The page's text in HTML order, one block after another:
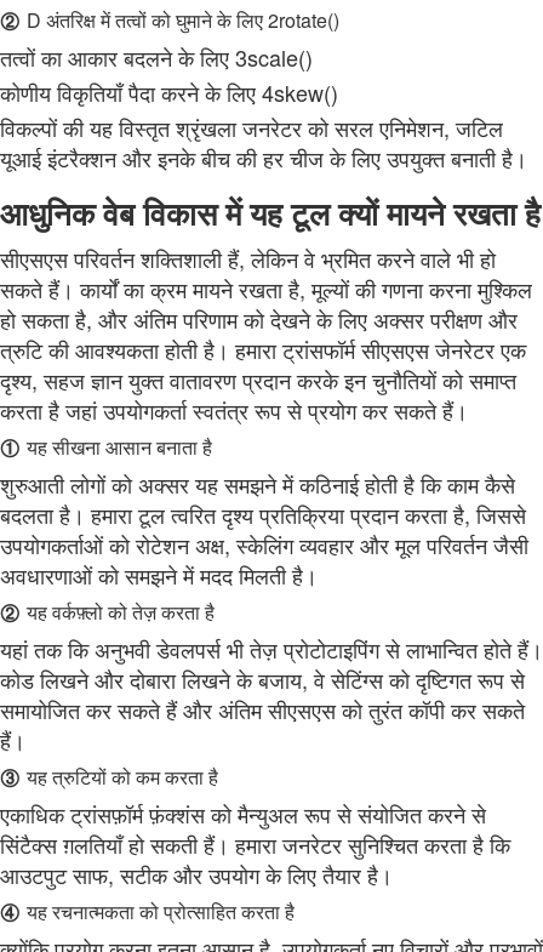
② D अंतरिक्ष में तत्वों को घुमाने के लिए 2rotate()
तत्वों का आकार बदलने के लिए 3scale()
कोणीय विकृतियाँ पैदा करने के लिए 4skew()
विकल्पों की यह विस्तृत श्रृंखला जनरेटर को सरल एनिमेशन, जटिल
यूआई इंटरैक्शन और इनके बीच की हर चीज के लिए उपयुक्त बनाती है।
आधुनिक वेब विकास में यह टूल क्यों मायने रखता है
सीएसएस परिवर्तन शक्तिशाली हैं, लेकिन वे भ्रमित करने वाले भी हो
सकते हैं। कार्यों का क्रम मायने रखता है, मूल्यों की गणना करना मुश्किल
हो सकता है, और अंतिम परिणाम को देखने के लिए अक्सर परीक्षण और
त्रुटि की आवश्यकता होती है। हमारा ट्रांसफॉर्म सीएसएस जेनरेटर एक
दृश्य, सहज ज्ञान युक्त वातावरण प्रदान करके इन चुनौतियों को समाप्त
करता है जहां उपयोगकर्ता स्वतंत्र रूप से प्रयोग कर सकते हैं।
① यह सीखना आसान बनाता है
शुरुआती लोगों को अक्सर यह समझने में कठिनाई होती है कि काम कैसे
बदलता है। हमारा टूल त्वरित दृश्य प्रतिक्रिया प्रदान करता है, जिससे
उपयोगकर्ताओं को रोटेशन अक्ष, स्केलिंग व्यवहार और मूल परिवर्तन जैसी
अवधारणाओं को समझने में मदद मिलती है।
② यह वर्कफ़्लो को तेज़ करता है
यहां तक कि अनुभवी डेवलपर्स भी तेज़ प्रोटोटाइपिंग से लाभान्वित होते हैं।
कोड लिखने और दोबारा लिखने के बजाय, वे सेटिंग्स को दृष्टिगत रूप से
समायोजित कर सकते हैं और अंतिम सीएसएस को तुरंत कॉपी कर सकते
हैं।
③ यह त्रुटियों को कम करता है
एकाधिक ट्रांसफ़ॉर्म फ़ंक्शंस को मैन्युअल रूप से संयोजित करने से
सिंटैक्स ग़लतियाँ हो सकती हैं। हमारा जनरेटर सुनिश्चित करता है कि
आउटपुट साफ, सटीक और उपयोग के लिए तैयार है।
④ यह रचनात्मकता को प्रोत्साहित करता है